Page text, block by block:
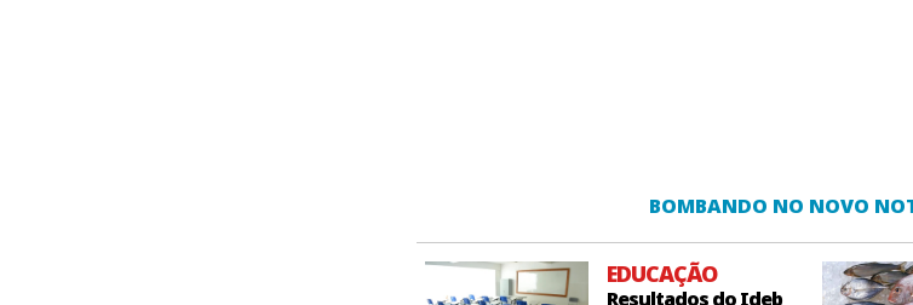
BOMBANDO NO NOVO
EDUCAÇÃO
Resultados do Ideb